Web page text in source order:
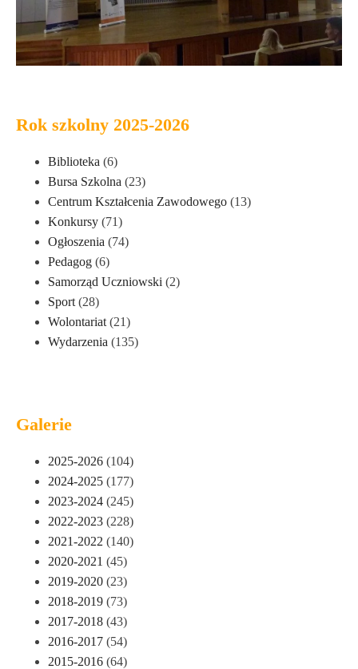
Rok szkolny 2025-2026
Biblioteka (6)
Bursa Szkolna (23)
Centrum Kształcenia Zawodowego (13)
Konkursy (71)
Ogłoszenia (74)
Pedagog (6)
Samorząd Uczniowski (2)
Sport (28)
Wolontariat (21)
Wydarzenia (135)
Galerie
2025-2026 (104)
2024-2025 (177)
2023-2024 (245)
2022-2023 (228)
2021-2022 (140)
2020-2021 (45)
2019-2020 (23)
2018-2019 (73)
2017-2018 (43)
2016-2017 (54)
2015-2016 (64)